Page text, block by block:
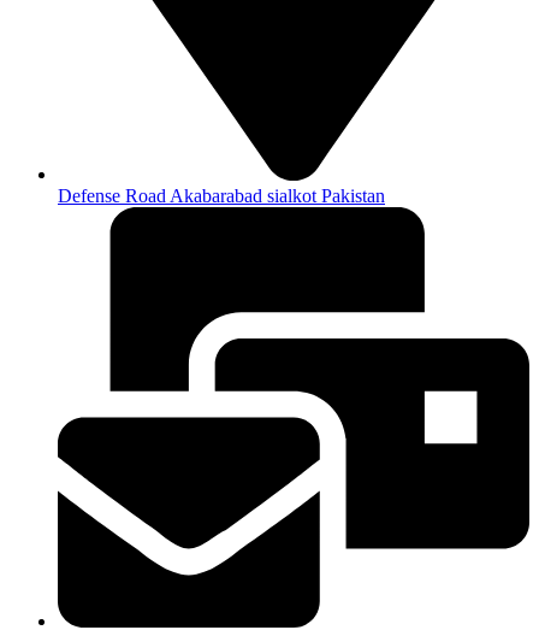
Defense Road Akabarabad sialkot Pakistan